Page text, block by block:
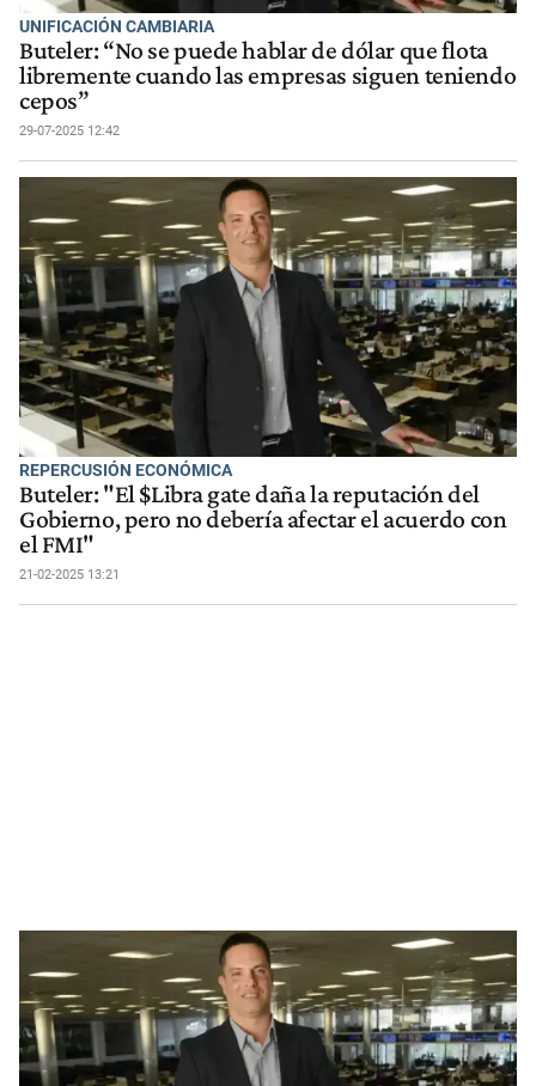
UNIFICACIÓN CAMBIARIA
Buteler: “No se puede hablar de dólar que flota
libremente cuando las empresas siguen teniendo
cepos”
29-07-2025 12:42
REPERCUSIÓN ECONÓMICA
Buteler: "El $Libra gate daña la reputación del
Gobierno, pero no debería afectar el acuerdo con
el FMI"
21-02-2025 13:21